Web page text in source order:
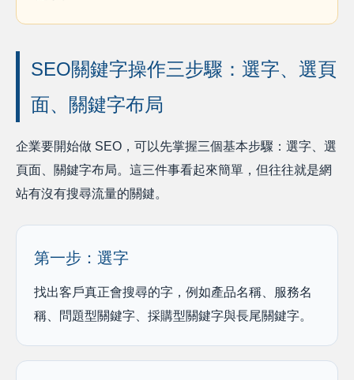
SEO關鍵字操作三步驟：選字、選頁
面、關鍵字布局
企業要開始做 SEO，可以先掌握三個基本步驟：選字、選
頁面、關鍵字布局。這三件事看起來簡單，但往往就是網
站有沒有搜尋流量的關鍵。
第一步：選字
找出客戶真正會搜尋的字，例如產品名稱、服務名
稱、問題型關鍵字、採購型關鍵字與長尾關鍵字。